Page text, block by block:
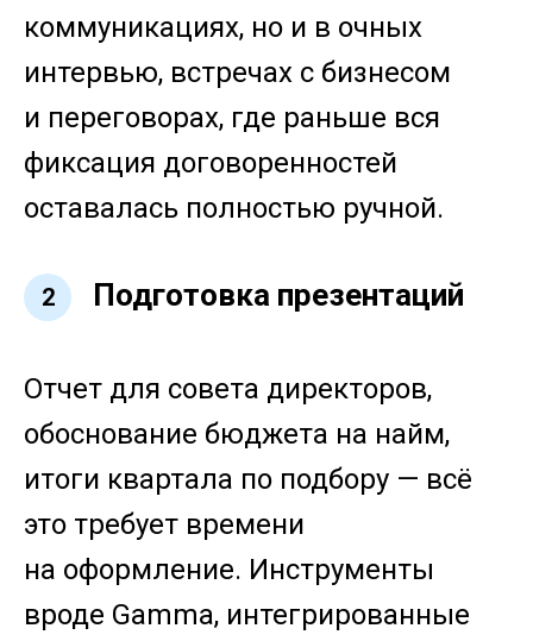
коммуникациях, но и в очных
интервью, встречах с бизнесом
и переговорах, где раньше вся
фиксация договоренностей
оставалась полностью ручной.
2 Подготовка презентаций
Отчет для совета директоров,
обоснование бюджета на найм,
итоги квартала по подбору — всё
это требует времени
на оформление. Инструменты
вроде Gamma, интегрированные